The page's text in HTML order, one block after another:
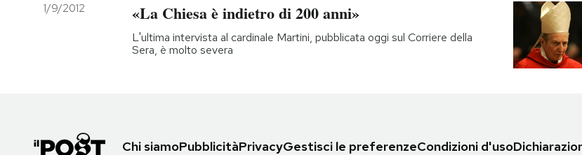
1/9/2012 «La Chiesa è indietro di 200 anni»
L'ultima intervista al cardinale Martini, pubblicata oggi sul Corriere della
Sera, è molto severa
Chi siamoPubblicitàPrivacyGestisci le preferenzeCondizioni d'uso